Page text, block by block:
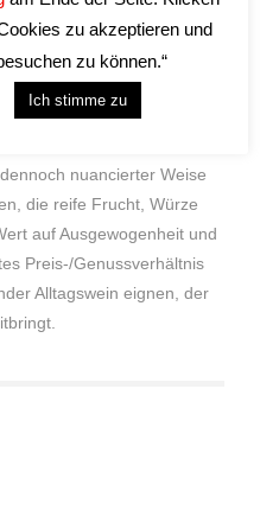
nuancierter Weise
die reife Frucht, Würze
auf Ausgewogenheit und
Preis-/Genussverhältnis
Alltagswein eignen, der
zu akzeptieren und
zu können.“
Ich stimme zu